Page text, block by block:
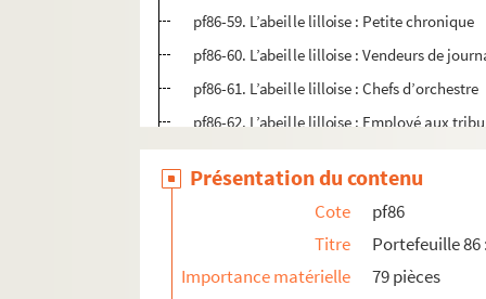
pf86-59. L’abeille lilloise : Petite chronique
pf86-60. L’abeille lilloise : Vendeurs de
pf86-61. L’abeille lilloise : Chefs d’orchestre
pf86-62. L’abeille lilloise : Employé aux
pf86-63. L’abeille lilloise : Scène théâtrale
pf86-64. L’abeille lilloise : Imprimerie
pf86-65. L’abeille lilloise : Entrée
pf86-66. L’abeille lilloise : Mont-cornet «
pf86-67. L’abeille lilloise : Portrait de
Présentation du contenu
Cote
pf86
Titre
Portefeuille
Importance matérielle
79 pièces